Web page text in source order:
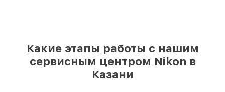
же день, при немедленном старте работ
Какие этапы работы с нашим
сервисным центром Nikon в
Казани